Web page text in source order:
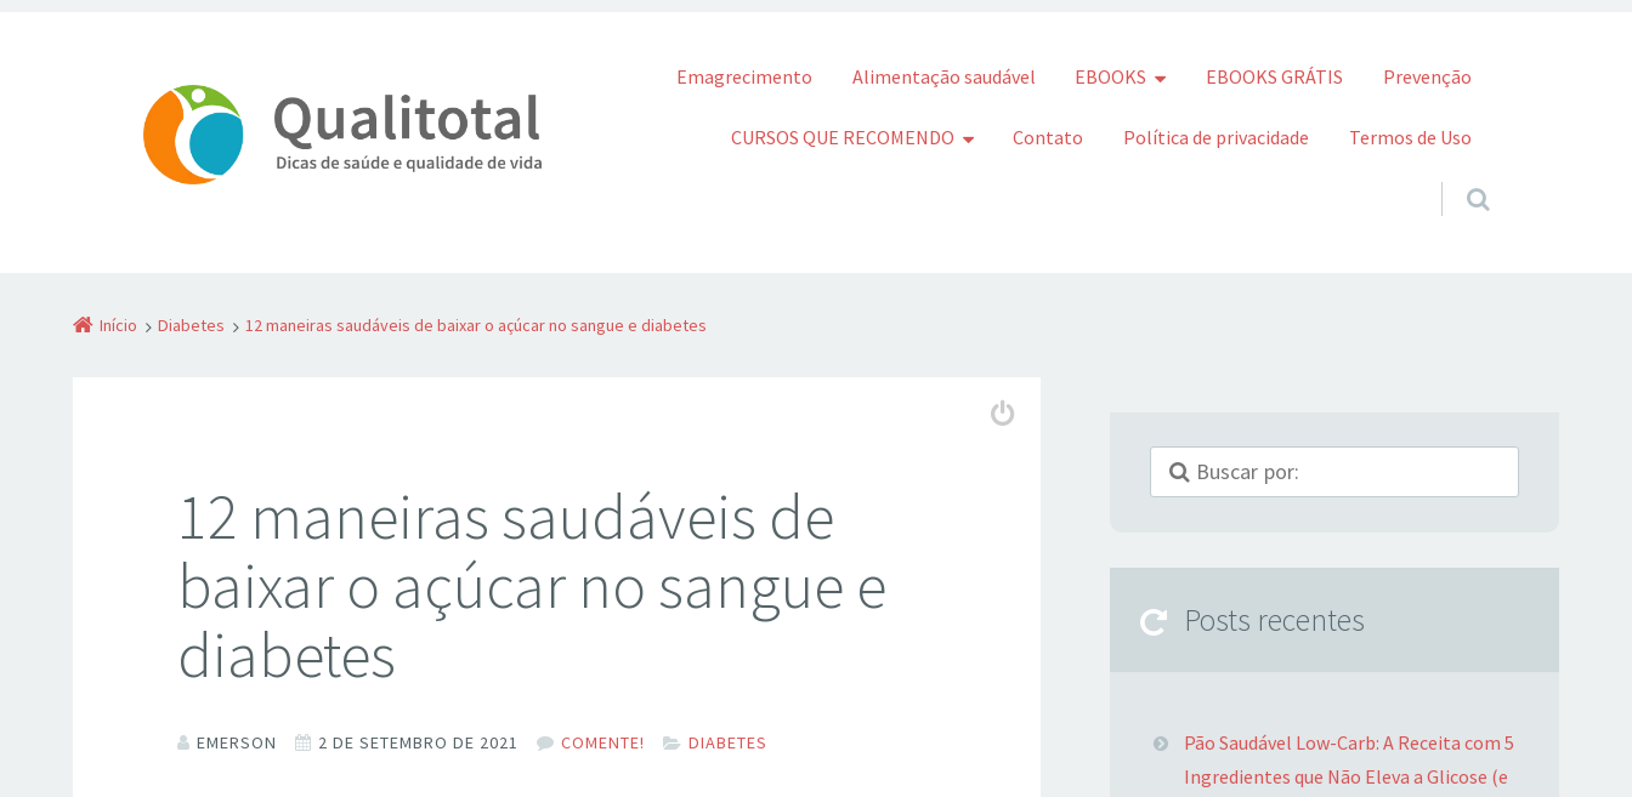
Pular para o conteúdo
Emagrecimento Alimentação saudável EBOOKS EBOOKS GRÁTIS Prevenção
CURSOS QUE RECOMENDO Contato Política de privacidade Termos de Uso
Início Diabetes 12 maneiras saudáveis de baixar o açúcar no sangue e diabetes
12 maneiras saudáveis de
baixar o açúcar no sangue e
diabetes
EMERSON 2 DE SETEMBRO DE 2021 COMENTE! DIABETES
Posts recentes
Pão Saudável Low-Carb: A Receita com 5
Ingredientes que Não Eleva a Glicose (e